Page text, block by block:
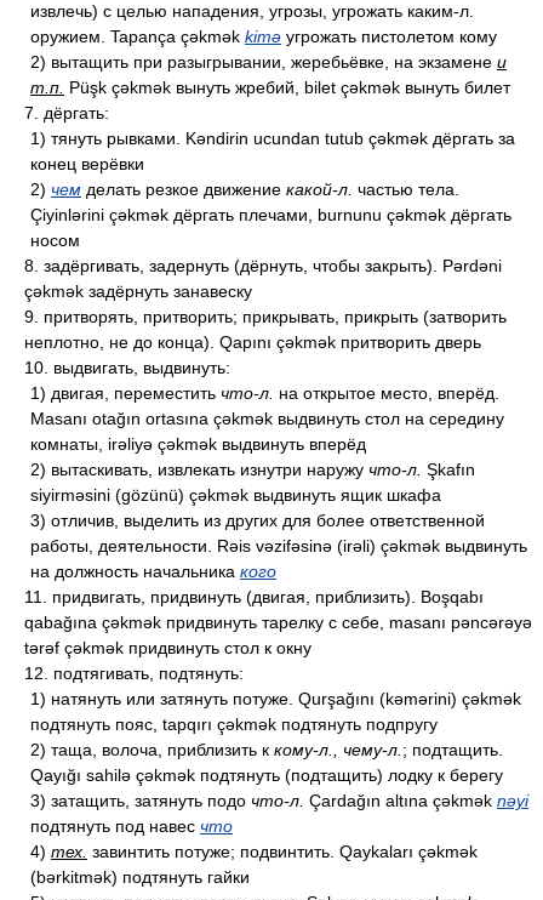
извлечь) с целью нападения, угрозы, угрожать каким-л.
оружием. Tapança çəkmək kimə угрожать пистолетом кому
2) вытащить при разыгрывании, жеребьёвке, на экзамене и
т.п. Püşk çəkmək вынуть жребий, bilet çəkmək вынуть билет
7. дёргать:
1) тянуть рывками. Kəndirin ucundan tutub çəkmək дёргать за
конец верёвки
2) чем делать резкое движение какой-л. частью тела.
Çiyinlərini çəkmək дёргать плечами, burnunu çəkmək дёргать
носом
8. задёргивать, задернуть (дёрнуть, чтобы закрыть). Pərdəni
çəkmək задёрнуть занавеску
9. притворять, притворить; прикрывать, прикрыть (затворить
неплотно, не до конца). Qapını çəkmək притворить дверь
10. выдвигать, выдвинуть:
1) двигая, переместить что-л. на открытое место, вперёд.
Masanı otağın ortasına çəkmək выдвинуть стол на середину
комнаты, irəliyə çəkmək выдвинуть вперёд
2) вытаскивать, извлекать изнутри наружу что-л. Şkafın
siyirməsini (gözünü) çəkmək выдвинуть ящик шкафа
3) отличив, выделить из других для более ответственной
работы, деятельности. Rəis vəzifəsinə (irəli) çəkmək выдвинуть
на должность начальника кого
11. придвигать, придвинуть (двигая, приблизить). Boşqabı
qabağına çəkmək придвинуть тарелку с себе, masanı pəncərəyə
tərəf çəkmək придвинуть стол к окну
12. подтягивать, подтянуть:
1) натянуть или затянуть потуже. Qurşağını (kəmərini) çəkmək
подтянуть пояс, tapqırı çəkmək подтянуть подпругу
2) таща, волоча, приблизить к кому-л., чему-л. ; подтащить.
Qayığı sahilə çəkmək подтянуть (подтащить) лодку к берегу
3) затащить, затянуть подо что-л. Çardağın altına çəkmək nəyi
подтянуть под навес что
4) тех. завинтить потуже; подвинтить. Qaykaları çəkmək
(bərkitmək) подтянуть гайки